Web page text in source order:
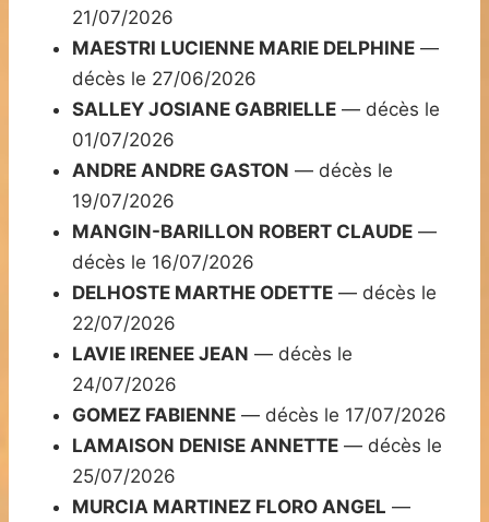
21/07/2026
MAESTRI LUCIENNE MARIE DELPHINE —
décès le 27/06/2026
SALLEY JOSIANE GABRIELLE — décès le
01/07/2026
ANDRE ANDRE GASTON — décès le
19/07/2026
MANGIN-BARILLON ROBERT CLAUDE —
décès le 16/07/2026
DELHOSTE MARTHE ODETTE — décès le
22/07/2026
LAVIE IRENEE JEAN — décès le
24/07/2026
GOMEZ FABIENNE — décès le 17/07/2026
LAMAISON DENISE ANNETTE — décès le
25/07/2026
MURCIA MARTINEZ FLORO ANGEL —